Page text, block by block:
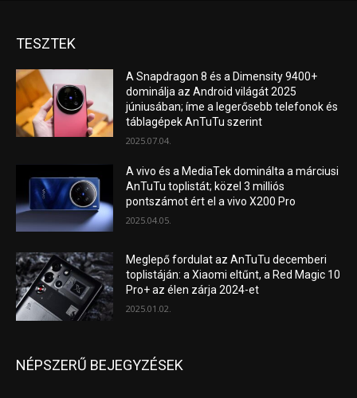
TESZTEK
A Snapdragon 8 és a Dimensity 9400+
dominálja az Android világát 2025
júniusában; íme a legerősebb telefonok és
táblagépek AnTuTu szerint
2025.07.04.
A vivo és a MediaTek dominálta a márciusi
AnTuTu toplistát; közel 3 milliós
pontszámot ért el a vivo X200 Pro
2025.04.05.
Meglepő fordulat az AnTuTu decemberi
toplistáján: a Xiaomi eltűnt, a Red Magic 10
Pro+ az élen zárja 2024-et
2025.01.02.
NÉPSZERŰ BEJEGYZÉSEK